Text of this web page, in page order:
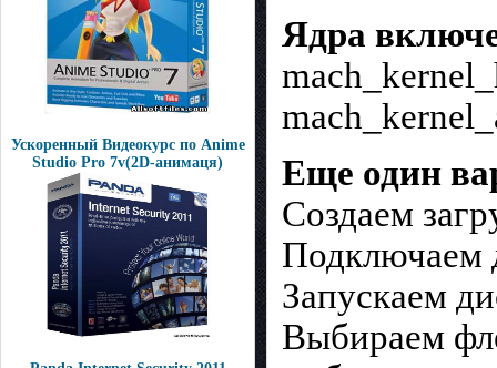
Ускоренный Видеокурс по Anime
Studio Pro 7v(2D-анимаця)
Ядра
Еще один
Cоздаем
Подключаем
Запускаем
Выбираем